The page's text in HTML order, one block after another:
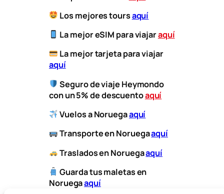
Los mejores toursaquí
La mejor eSIM para viajaraquí
La mejor tarjeta para viajar
aquí
Seguro de viaje Heymondo
con un 5% de descuentoaquí
Vuelos a Noruegaaquí
​Transporteen Noruegaaquí
​Traslados en Noruegaaquí
Guarda tus maletas en
Noruegaaquí